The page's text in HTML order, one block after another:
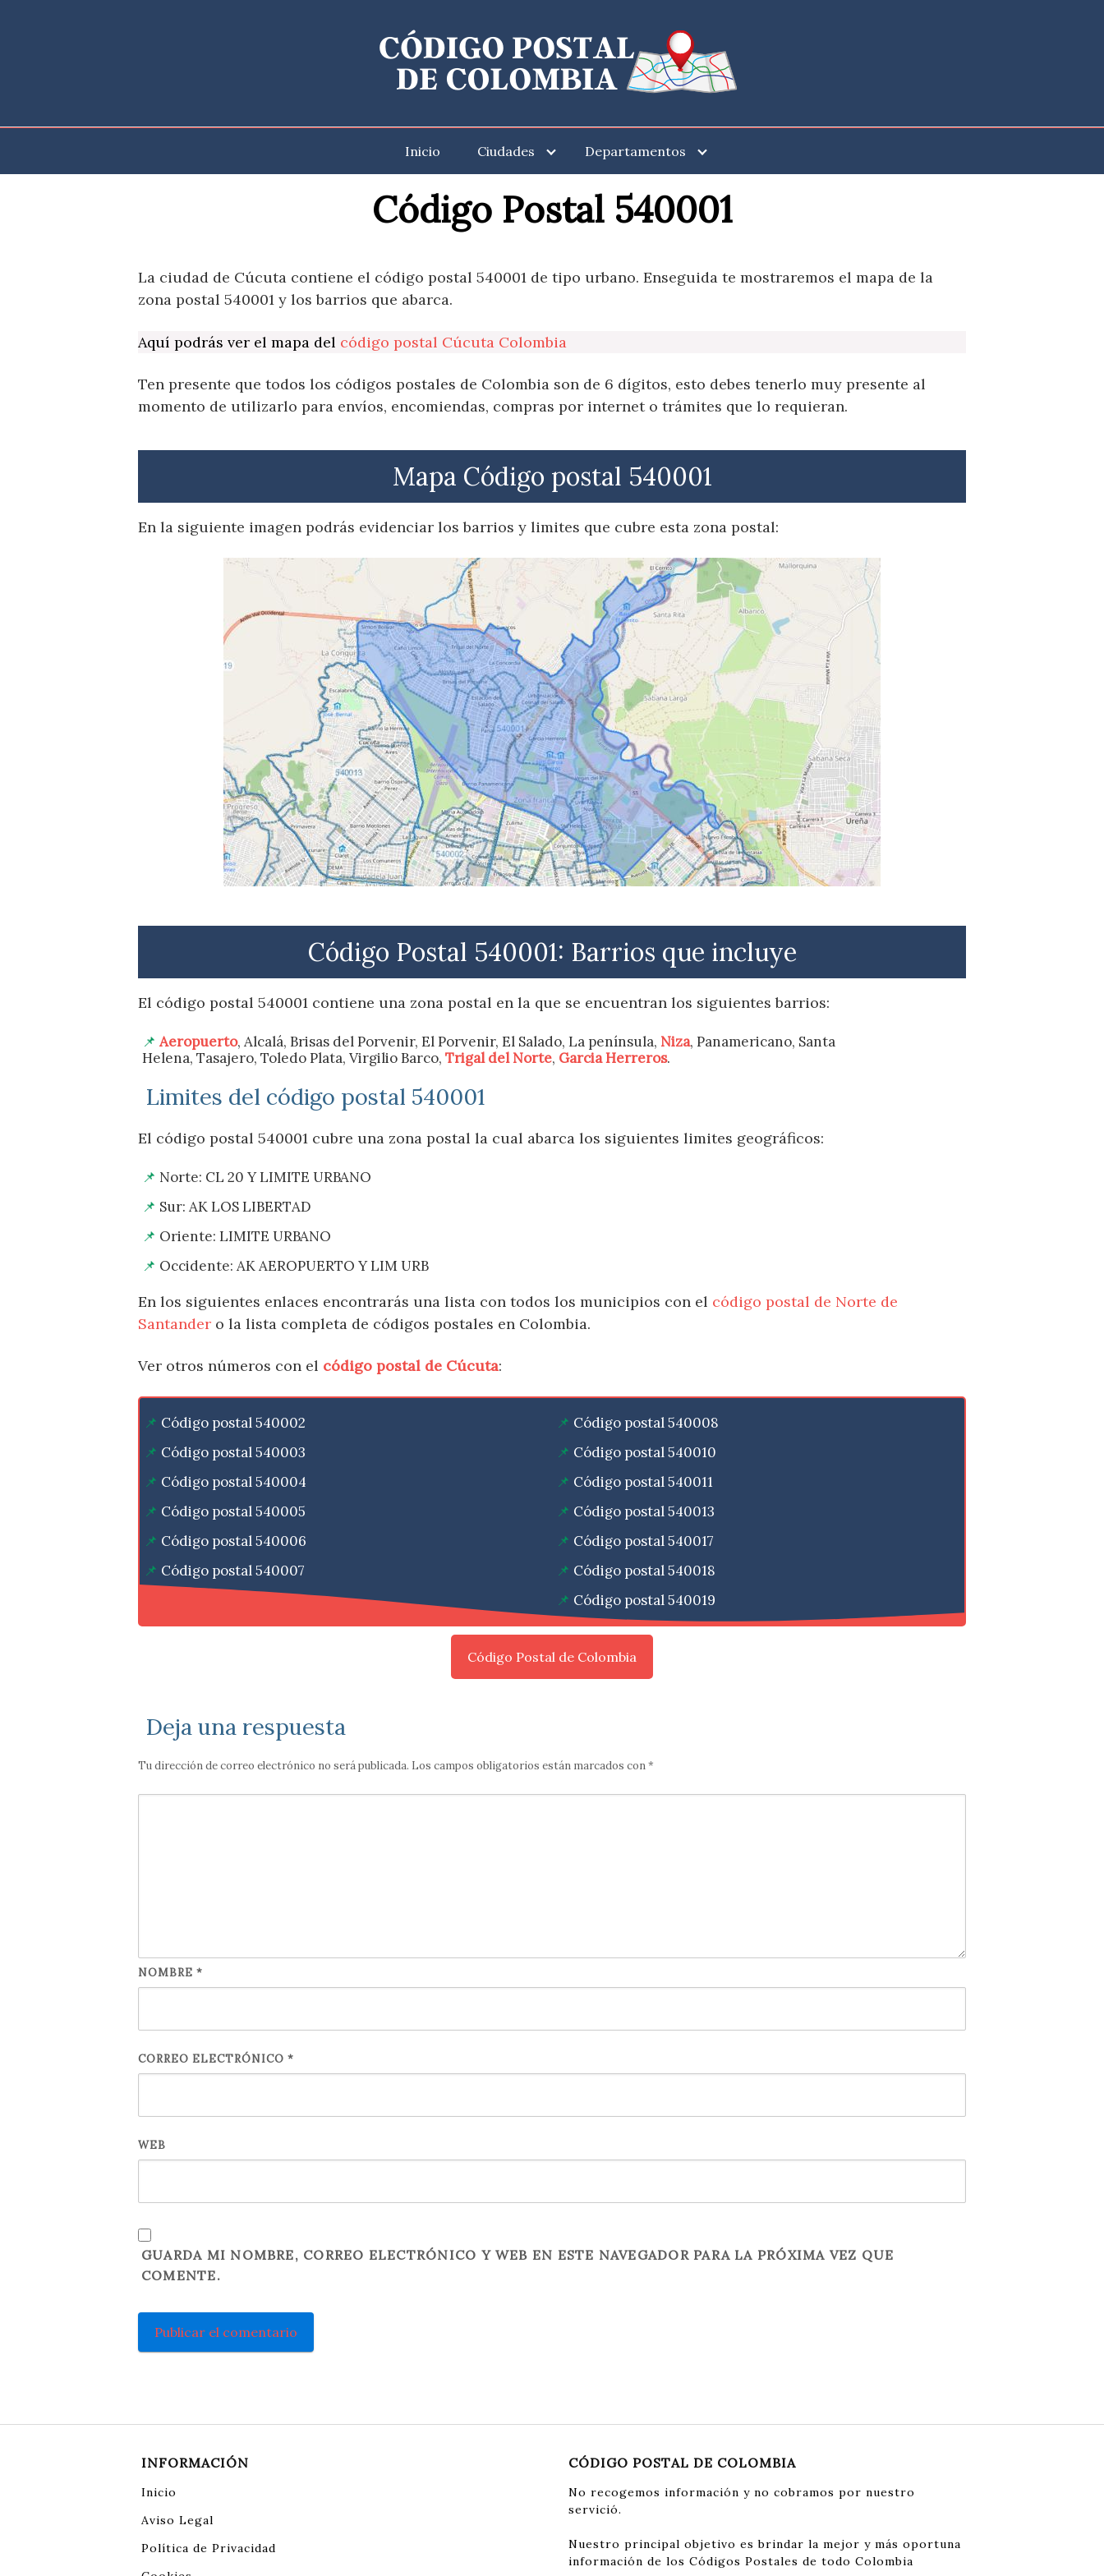
Inicio Ciudades Departamentos
Código Postal 540001
La ciudad de Cúcuta contiene el código postal 540001 de tipo urbano. Enseguida te mostraremos el mapa de la
zona postal 540001 y los barrios que abarca.
Aquí podrás ver el mapa del código postal Cúcuta Colombia
Ten presente que todos los códigos postales de Colombia son de 6 dígitos, esto debes tenerlo muy presente al
momento de utilizarlo para envíos, encomiendas, compras por internet o trámites que lo requieran.
Mapa Código postal 540001
En la siguiente imagen podrás evidenciar los barrios y limites que cubre esta zona postal:
Código Postal 540001: Barrios que incluye
El código postal 540001 contiene una zona postal en la que se encuentran los siguientes barrios:
Aeropuerto, Alcalá, Brisas del Porvenir, El Porvenir, El Salado, La península, Niza, Panamericano, Santa
Helena, Tasajero, Toledo Plata, Virgilio Barco, Trigal del Norte, Garcia Herreros.
Limites del código postal 540001
El código postal 540001 cubre una zona postal la cual abarca los siguientes limites geográficos:
Norte: CL 20 Y LIMITE URBANO
Sur: AK LOS LIBERTAD
Oriente: LIMITE URBANO
Occidente: AK AEROPUERTO Y LIM URB
En los siguientes enlaces encontrarás una lista con todos los municipios con el código postal de Norte de
Santander o la lista completa de códigos postales en Colombia.
Ver otros números con el código postal de Cúcuta:
Código postal 540002
Código postal 540003
Código postal 540004
Código postal 540005
Código postal 540006
Código postal 540007
Código postal 540008
Código postal 540010
Código postal 540011
Código postal 540013
Código postal 540017
Código postal 540018
Código postal 540019
Código Postal de Colombia
Deja una respuesta
Tu dirección de correo electrónico no será publicada. Los campos obligatorios están marcados con*
NOMBRE *
CORREO ELECTRÓNICO *
WEB
GUARDA MI NOMBRE, CORREO ELECTRÓNICO Y WEB EN ESTE NAVEGADOR PARA LA PRÓXIMA VEZ QUE
COMENTE.
INFORMACIÓN
Inicio
Aviso Legal
Política de Privacidad
CÓDIGO POSTAL DE COLOMBIA
No recogemos información y no cobramos por nuestro
servició.
Nuestro principal objetivo es brindar la mejor y más oportuna
información de los Códigos Postales de todo Colombia